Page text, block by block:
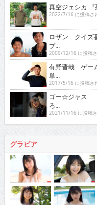
真空ジェシカ
2022/7/16 に投稿さ
ロザン クイズ
ブ...
2009/12/16 に投稿
有野晋哉 ゲー
単...
2017/5/16 に投稿さ
ゴー☆ジャス
ろ...
2021/11/16 に投稿
グラビア